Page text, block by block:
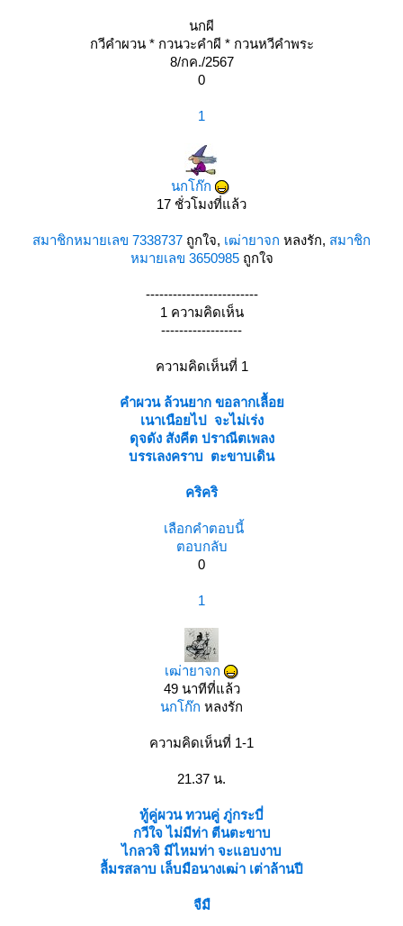
นกผี
กวีคำผวน * กวนวะคำผี * กวนหวีคำพระ
8/กค./2567
0
1
นกโก๊ก
17 ชั่วโมงที่แล้ว
สมาชิกหมายเลข 7338737 ถูกใจ, เฒ่ายาจก หลงรัก, สมาชิก
หมายเลข 3650985ถูกใจ
-------------------------
1 ความคิดเห็น
------------------
ความคิดเห็นที่ 1
คำผวน ล้วนยาก ขอลากเลื้อ
เนาเนือยไป จะไม่เร่ง
ดุจดัง สังคีต ปราณีตเพลง
บรรเลงคราบ ตะขาบเดิน
คริคริ
เลือกคำตอบนี้
ตอบกลับ
0
1
เฒ่ายาจก
49 นาทีที่แล้ว
นกโก๊ก หลงรัก
ความคิดเห็นที่ 1-1
21.37 น.
ทู้คู่ผวน ทวนคู่ ภู่กระบี่
กวีใจ ไม่มีท่า ตีนตะขาบ
ไกลวจิ มีไหมท่า จะแอบงาบ
ลื้มรสลาบ เล็บมือนางเฒ่า เต่าล้านปี
จืมื